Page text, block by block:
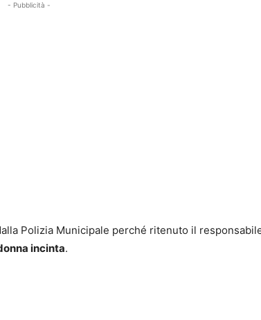
- Pubblicità -
Polizia Municipale perché ritenuto il
incinta.